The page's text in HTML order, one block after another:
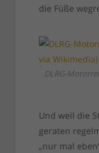
die Füße
DLRG-
Und weil die
geraten
„nur mal